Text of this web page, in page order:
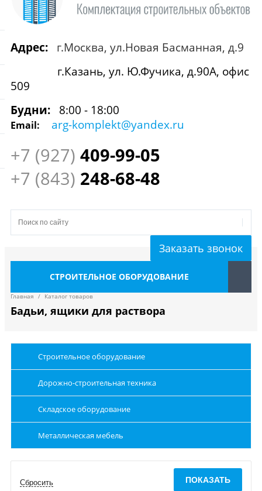
Адрес:
г.Москва, ул.Новая Басманная, д.9
г.Казань, ул. Ю.Фучика, д.90А, офис
509
Будни:
8:00 - 18:00
Email: arg-komplekt@yandex.ru
+7 (927) 409-99-05
+7 (843) 248-68-48
Заказать звонок
СТРОИТЕЛЬНОЕ ОБОРУДОВАНИЕ
Главная / Каталог товаров
Бадьи, ящики для раствора
Строительное оборудование
Дорожно-строительная техника
Складское оборудование
Металлическая мебель